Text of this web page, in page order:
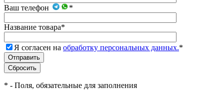
Ваш телефон *
Название товара*
Я согласен на обработку персональных данных.*
* - Поля, обязательные для заполнения